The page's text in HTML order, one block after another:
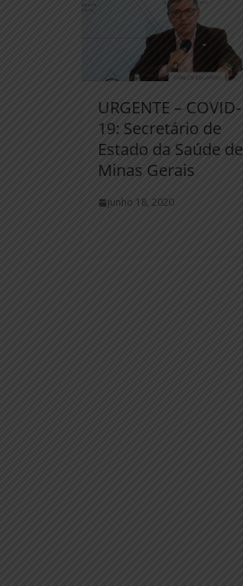
URGENTE – COVID-
19: Secretário de
Estado da Saúde de
Minas Gerais
junho 18, 2020